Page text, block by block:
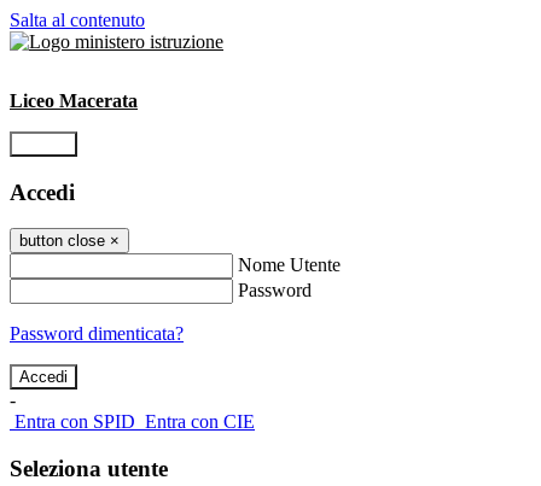
Salta al contenuto
Liceo Macerata
Accedi
button close ×
Nome Utente
Password
Password dimenticata?
-
Entra con SPID Entra con CIE
Seleziona utente